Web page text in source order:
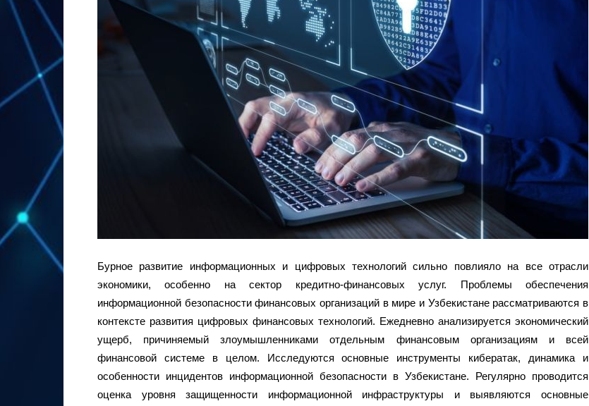
Бурное развитие информационных и цифровых технологий сильно повлияло на все отрасли
экономики, особенно на сектор кредитно-финансовых услуг. Проблемы обеспечения
информационной безопасности финансовых организаций в мире и Узбекистане рассматриваются в
контексте развития цифровых финансовых технологий. Ежедневно анализируется экономический
ущерб, причиняемый злоумышленниками отдельным финансовым организациям и всей
финансовой системе в целом. Исследуются основные инструменты кибератак, динамика и
особенности инцидентов информационной безопасности в Узбекистане. Регулярно проводится
оценка уровня защищенности информационной инфраструктуры и выявляются основные